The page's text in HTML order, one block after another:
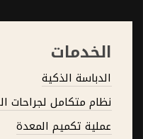
الخدمات
الدباسة الذكية
نظام متكامل لجراحات
عملية تكميم المعدة